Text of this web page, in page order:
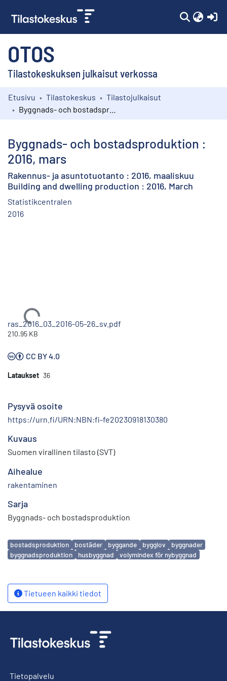
OTOS
Tilastokeskuksen julkaisut verkossa
Kokoelmat
Etusivu Tilastokeskus
Tilastojulkaisut
Byggnads- och bostadsproduktion :
2016, mars
Rakennus- ja asuntotuotanto : 2016, maaliskuu
Building and dwelling production : 2016, March
Statistikcentralen
2016
Ladataan...
ras_2016_03_2016-05-26_sv.pdf
210.95 KB
CC BY 4.0
Lataukset 36
Pysyvä osoite
https://urn.fi/URN:NBN:fi-fe20230918130380
Kuvaus
Suomen virallinen tilasto (SVT)
Aihealue
rakentaminen
Sarja
Byggnads- och bostadsproduktion
Avainsanat
bostadsproduktion bostäder byggande bygglov
byggnader
byggnadsproduktion
husbyggnad volymindex för nybyggnad
Tietueen kaikki tiedot
Tietopalvelu